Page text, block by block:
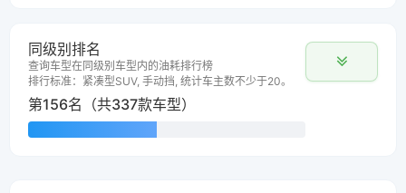
同级别排名
查询车型在同级别车型内的油耗排行榜
排行标准：紧凑型SUV, 手动挡, 统计车主数不少于20。
第156名（共337款车型）